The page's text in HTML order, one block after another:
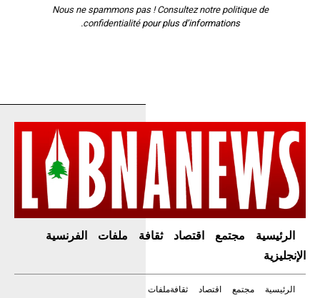
Nous ne spammons pas ! Consultez notre politique de
confidentialitépour plus d’informations.
الرئيسية مجتمع اقتصاد ثقافة ملفات
الفرنسية
الإنجليزية
الرئيسية مجتمع اقتصاد ثقافةملفات